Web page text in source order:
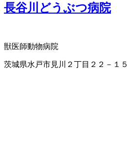
長谷川どうぶつ病院
獣医師動物病院
茨城県水戸市見川２丁目２２－１５